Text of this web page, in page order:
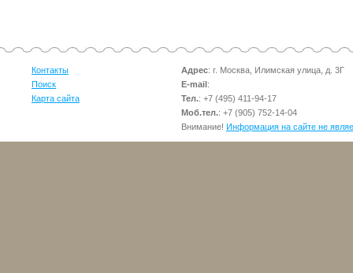
Контакты
Поиск
Карта сайта
Адрес: г. Москва, Илимская улица, д. 3Г
E-mail:
Тел.: +7 (495) 411-94-17
Моб.тел.: +7 (905) 752-14-04
Внимание! Информация на сайте не